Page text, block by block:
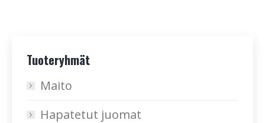
Tuoteryhmät
Maito
Hapatetut juomat